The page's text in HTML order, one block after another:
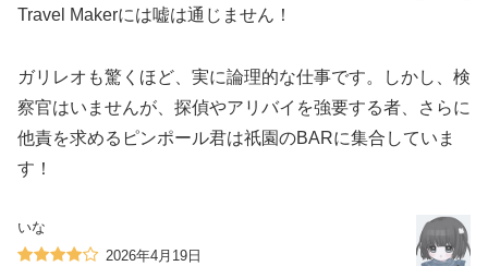
Travel Makerには嘘は通じません！
ガリレオも驚くほど、実に論理的な仕事です。しかし、検
察官はいませんが、探偵やアリバイを強要する者、さらに
他責を求めるピンポール君は祇園のBARに集合していま
す！
いな
2026年4月19日